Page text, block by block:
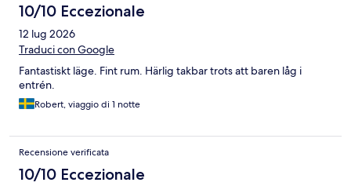
10/10 Eccezionale
12 lug 2026
Traduci con Google
Fantastiskt läge. Fint rum. Härlig takbar trots att baren låg i
entrén.
Robert, viaggio di 1 notte
Recensione verificata
10/10 Eccezionale